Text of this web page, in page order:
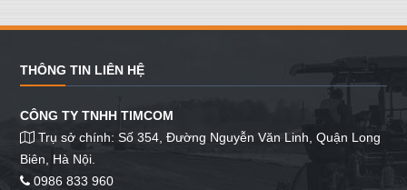
THÔNG TIN LIÊN HỆ
CÔNG TY TNHH TIMCOM
Trụ sở chính: Số 354, Đường Nguyễn Văn Linh, Quận Long
Biên, Hà Nội.
0986 833 960